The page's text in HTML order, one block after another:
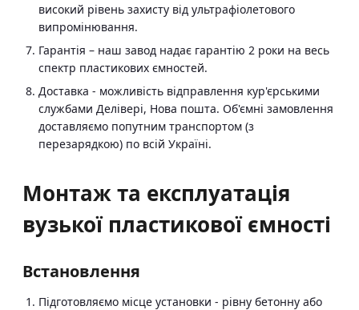
високий рівень захисту від ультрафіолетового
випромінювання.
Гарантія – наш завод надає гарантію 2 роки на весь
спектр пластикових ємностей.
Доставка - можливість відправлення кур'єрськими
службами Делівері, Нова пошта. Об'ємні замовлення
доставляємо попутним транспортом (з
перезарядкою) по всій Україні.
Монтаж та експлуатація
вузької пластикової ємності
Встановлення
Підготовляємо місце установки - рівну бетонну або